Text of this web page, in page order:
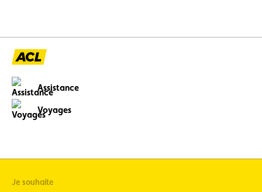
Assistance
Voyages
Je souhaite